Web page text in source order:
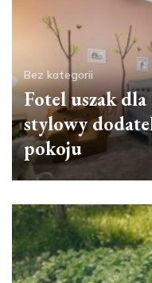
Bez kategorii
Fotel uszak
stylowy
pokoju